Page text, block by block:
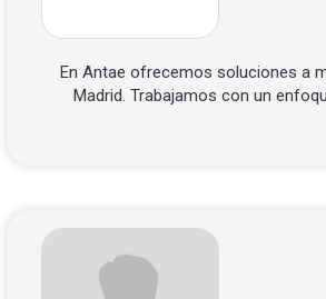
En Antae ofrecemos soluciones a
Madrid. Trabajamos con un